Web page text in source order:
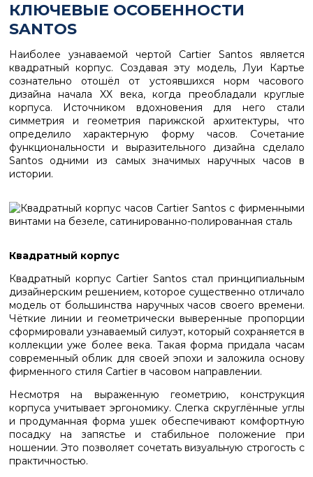
КЛЮЧЕВЫЕ ОСОБЕННОСТИ
SANTOS
Наиболее узнаваемой чертой Cartier Santos является
квадратный корпус. Создавая эту модель, Луи Картье
сознательно отошёл от устоявшихся норм часового
дизайна начала XX века, когда преобладали круглые
корпуса. Источником вдохновения для него стали
симметрия и геометрия парижской архитектуры, что
определило характерную форму часов. Сочетание
функциональности и выразительного дизайна сделало
Santos одними из самых значимых наручных часов в
истории.
Квадратный корпус
Квадратный корпус Cartier Santos стал принципиальным
дизайнерским решением, которое существенно отличало
модель от большинства наручных часов своего времени.
Чёткие линии и геометрически выверенные пропорции
сформировали узнаваемый силуэт, который сохраняется в
коллекции уже более века. Такая форма придала часам
современный облик для своей эпохи и заложила основу
фирменного стиля Cartier в часовом направлении.
Несмотря на выраженную геометрию, конструкция
корпуса учитывает эргономику. Слегка скруглённые углы
и продуманная форма ушек обеспечивают комфортную
посадку на запястье и стабильное положение при
ношении. Это позволяет сочетать визуальную строгость с
практичностью.